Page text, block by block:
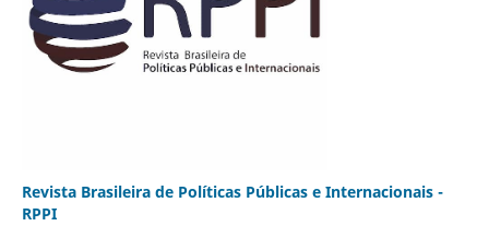
Revista Brasileira de Políticas Públicas e Internacionais -
RPPI